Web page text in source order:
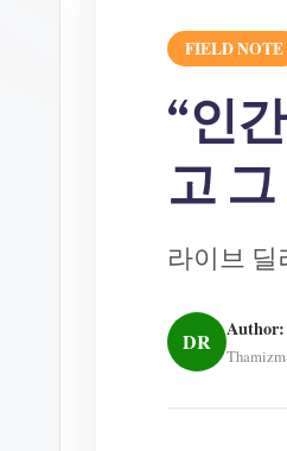
FIELD NOTE
“인
고
라이브
DR